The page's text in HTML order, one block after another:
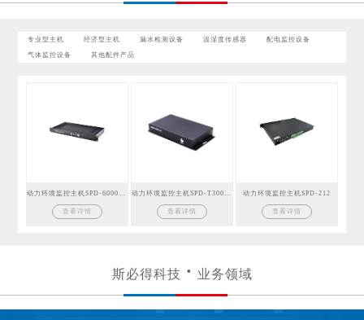
专业型主机 经济型主机 漏水检测设备 温湿度传感器 配电监控设备
气体监控设备 其他配件产品
查看详情 查看详情
动力环境监控主机SPD-212
查看详情
斯必得科技 业务领域